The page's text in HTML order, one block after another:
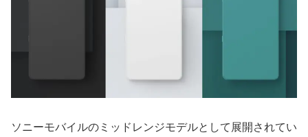
ソニーモバイルのミッドレンジモデルとして展開されてい